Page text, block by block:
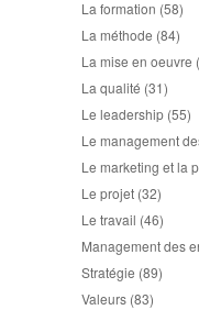
La formation (58)
La méthode (84)
La mise en oeuvre
La qualité (31)
Le leadership (55)
Le management
Le marketing et la
Le projet (32)
Le travail (46)
Management des
Stratégie (89)
Valeurs (83)